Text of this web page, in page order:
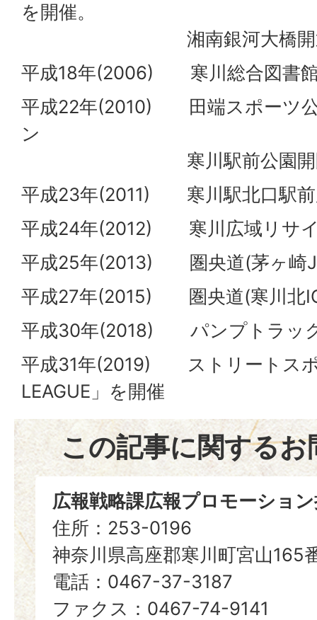
を開催。
湘南銀河大橋開
平成18年(2006) 寒川総合図書館
平成22年(2010) 田端スポーツ公
ン
寒川駅前公園開
平成23年(2011) 寒川駅北口駅前
平成24年(2012) 寒川広域リサイ
平成25年(2013) 圏央道(茅ヶ崎
平成27年(2015) 圏央道(寒川北
平成30年(2018) パンプトラッ
平成31年(2019) ストリートスポ
LEAGUE」を開催
この記事に関するお
広報戦略課広報プロモーショ
住所：253-0196
神奈川県高座郡寒川町宮山165
電話：0467-37-3187
ファクス：0467-74-9141